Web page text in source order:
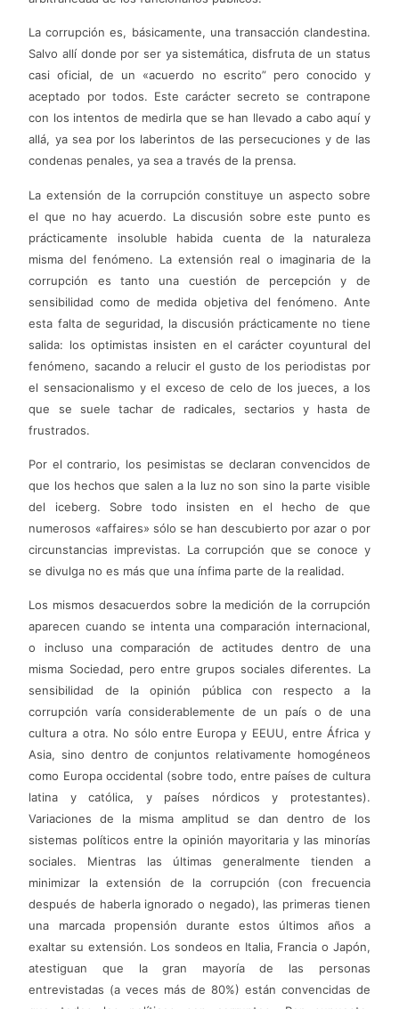
La corrupción es, básicamente, una transacción clandestina.
Salvo allí donde por ser ya sistemática, disfruta de un status
casi oficial, de un «acuerdo no escrito” pero conocido y
aceptado por todos. Este carácter secreto se contrapone
con los intentos de medirla que se han llevado a cabo aquí y
allá, ya sea por los laberintos de las persecuciones y de las
condenas penales, ya sea a través de la prensa.
La extensión de la corrupción constituye un aspecto sobre
el que no hay acuerdo. La discusión sobre este punto es
prácticamente insoluble habida cuenta de la naturaleza
misma del fenómeno. La extensión real o imaginaria de la
corrupción es tanto una cuestión de percepción y de
sensibilidad como de medida objetiva del fenómeno. Ante
esta falta de seguridad, la discusión prácticamente no tiene
salida: los optimistas insisten en el carácter coyuntural del
fenómeno, sacando a relucir el gusto de los periodistas por
el sensacionalismo y el exceso de celo de los jueces, a los
que se suele tachar de radicales, sectarios y hasta de
frustrados.
Por el contrario, los pesimistas se declaran convencidos de
que los hechos que salen a la luz no son sino la parte visible
del iceberg. Sobre todo insisten en el hecho de que
numerosos «affaires» sólo se han descubierto por azar o por
circunstancias imprevistas. La corrupción que se conoce y
se divulga no es más que una ínfima parte de la realidad.
Los mismos desacuerdos sobre la medición de la corrupción
aparecen cuando se intenta una comparación internacional,
o incluso una comparación de actitudes dentro de una
misma Sociedad, pero entre grupos sociales diferentes. La
sensibilidad de la opinión pública con respecto a la
corrupción varía considerablemente de un país o de una
cultura a otra. No sólo entre Europa y EEUU, entre África y
Asia, sino dentro de conjuntos relativamente homogéneos
como Europa occidental (sobre todo, entre países de cultura
latina y católica, y países nórdicos y protestantes).
Variaciones de la misma amplitud se dan dentro de los
sistemas políticos entre la opinión mayoritaria y las minorías
sociales. Mientras las últimas generalmente tienden a
minimizar la extensión de la corrupción (con frecuencia
después de haberla ignorado o negado), las primeras tienen
una marcada propensión durante estos últimos años a
exaltar su extensión. Los sondeos en Italia, Francia o Japón,
atestiguan que la gran mayoría de las personas
entrevistadas (a veces más de 80%) están convencidas de